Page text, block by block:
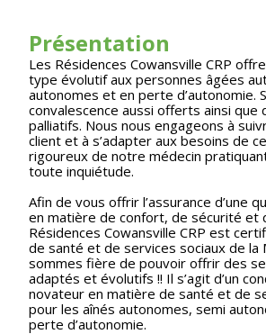
Présentation
Les Résidences Cowansville CRP
type évolutif aux personnes âgées
autonomes et en perte d’autonomie.
convalescence aussi offerts ainsi que
palliatifs. Nous nous engageons à
client et à s’adapter aux besoins de
rigoureux de notre médecin
toute inquiétude.
Afin de vous offrir l’assurance d’une
en matière de confort, de sécurité et
Résidences Cowansville CRP est
de santé et de services sociaux de la
sommes fière de pouvoir offrir des
adaptés et évolutifs !! Il s’agit d’un
novateur en matière de santé et de
pour les aînés autonomes, semi
perte d’autonomie.